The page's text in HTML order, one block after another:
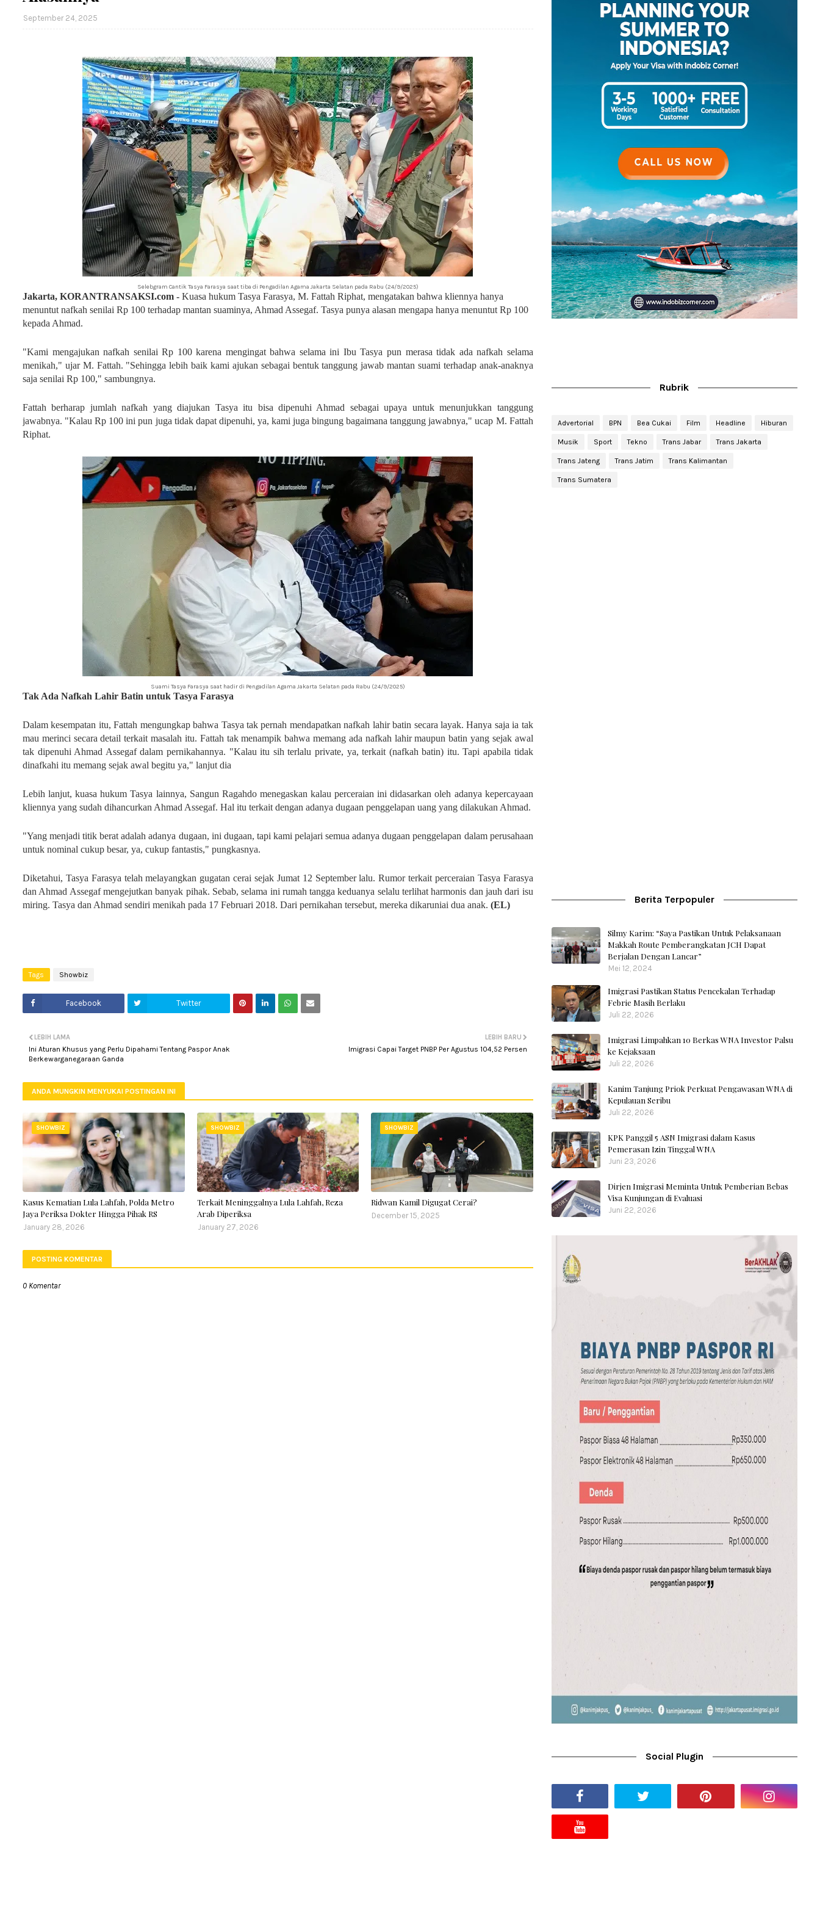
September 24, 2025
Selebgram Cantik Tasya Farasya saat tiba di Pengadilan Agama Jakarta Selatan pada Rabu (24/9/2025)
Jakarta, KORANTRANSAKSI.com - Kuasa hukum Tasya Farasya, M. Fattah Riphat, mengatakan bahwa kliennya hanya
menuntut nafkah senilai Rp 100 terhadap mantan suaminya, Ahmad Assegaf. Tasya punya alasan mengapa hanya menuntut Rp 100
kepada Ahmad.
"Kami mengajukan nafkah senilai Rp 100 karena mengingat bahwa selama ini Ibu Tasya pun merasa tidak ada nafkah selama
menikah," ujar M. Fattah. "Sehingga lebih baik kami ajukan sebagai bentuk tanggung jawab mantan suami terhadap anak-anaknya
saja senilai Rp 100," sambungnya.
Fattah berharap jumlah nafkah yang diajukan Tasya itu bisa dipenuhi Ahmad sebagai upaya untuk menunjukkan tanggung
jawabnya. "Kalau Rp 100 ini pun juga tidak dapat dipenuhi, ya, kami juga bingung bagaimana tanggung jawabnya," ucap M. Fattah
Riphat.
Suami Tasya Farasya saat hadir di Pengadilan Agama Jakarta Selatan pada Rabu (24/9/2025)
Tak Ada Nafkah Lahir Batin untuk Tasya Farasya
Dalam kesempatan itu, Fattah mengungkap bahwa Tasya tak pernah mendapatkan nafkah lahir batin secara layak. Hanya saja ia tak
mau merinci secara detail terkait masalah itu. Fattah tak menampik bahwa memang ada nafkah lahir maupun batin yang sejak awal
tak dipenuhi Ahmad Assegaf dalam pernikahannya. "Kalau itu sih terlalu private, ya, terkait (nafkah batin) itu. Tapi apabila tidak
dinafkahi itu memang sejak awal begitu ya," lanjut dia
Lebih lanjut, kuasa hukum Tasya lainnya, Sangun Ragahdo menegaskan kalau perceraian ini didasarkan oleh adanya kepercayaan
kliennya yang sudah dihancurkan Ahmad Assegaf. Hal itu terkait dengan adanya dugaan penggelapan uang yang dilakukan Ahmad.
"Yang menjadi titik berat adalah adanya dugaan, ini dugaan, tapi kami pelajari semua adanya dugaan penggelapan dalam perusahaan
untuk nominal cukup besar, ya, cukup fantastis," pungkasnya.
Diketahui, Tasya Farasya telah melayangkan gugatan cerai sejak Jumat 12 September lalu. Rumor terkait perceraian Tasya Farasya
dan Ahmad Assegaf mengejutkan banyak pihak. Sebab, selama ini rumah tangga keduanya selalu terlihat harmonis dan jauh dari isu
miring. Tasya dan Ahmad sendiri menikah pada 17 Februari 2018. Dari pernikahan tersebut, mereka dikaruniai dua anak. (EL)
Tags Showbiz
Facebook Twitter
LEBIH BARU
Imigrasi Capai Target PNBP Per Agustus 104,52 Persen
LEBIH LAMA
Ini Aturan Khusus yang Perlu Dipahami Tentang Paspor Anak
Berkewarganegaraan Ganda
ANDA MUNGKIN MENYUKAI POSTINGAN INI
SHOWBIZ
Kasus Kematian Lula Lahfah, Polda Metro
Jaya Periksa Dokter Hingga Pihak RS
January 28, 2026
SHOWBIZ
Terkait Meninggalnya Lula Lahfah, Reza
Arab Diperiksa
January 27, 2026
SHOWBIZ
Ridwan Kamil Digugat Cerai?
December 15, 2025
POSTING KOMENTAR
0 Komentar
Rubrik
Advertorial BPN Bea Cukai Film Headline Hiburan
Musik Sport Tekno Trans Jabar Trans Jakarta
Trans Jateng Trans Jatim Trans Kalimantan
Trans Sumatera
Berita Terpopuler
Silmy Karim: “Saya Pastikan Untuk Pelaksanaan
Makkah Route Pemberangkatan JCH Dapat
Berjalan Dengan Lancar”
Mei 12, 2024
Imigrasi Pastikan Status Pencekalan Terhadap
Febrie Masih Berlaku
Juli 22, 2026
Imigrasi Limpahkan 10 Berkas WNA Investor Palsu
ke Kejaksaan
Juli 22, 2026
Kanim Tanjung Priok Perkuat Pengawasan WNA di
Kepulauan Seribu
Juli 22, 2026
KPK Panggil 5 ASN Imigrasi dalam Kasus
Pemerasan Izin Tinggal WNA
Juni 23, 2026
Dirjen Imigrasi Meminta Untuk Pemberian Bebas
Visa Kunjungan di Evaluasi
Juni 22, 2026
Social Plugin